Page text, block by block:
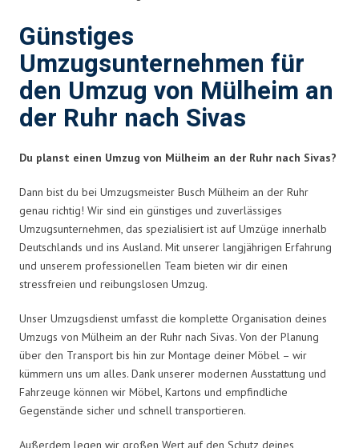
Günstiges
Umzugsunternehmen für
den Umzug von Mülheim an
der Ruhr nach Sivas
Du planst einen Umzug von Mülheim an der Ruhr nach Sivas?
Dann bist du bei Umzugsmeister Busch Mülheim an der Ruhr
genau richtig! Wir sind ein günstiges und zuverlässiges
Umzugsunternehmen, das spezialisiert ist auf Umzüge innerhalb
Deutschlands und ins Ausland. Mit unserer langjährigen Erfahrung
und unserem professionellen Team bieten wir dir einen
stressfreien und reibungslosen Umzug.
Unser Umzugsdienst umfasst die komplette Organisation deines
Umzugs von Mülheim an der Ruhr nach Sivas. Von der Planung
über den Transport bis hin zur Montage deiner Möbel – wir
kümmern uns um alles. Dank unserer modernen Ausstattung und
Fahrzeuge können wir Möbel, Kartons und empfindliche
Gegenstände sicher und schnell transportieren.
Außerdem legen wir großen Wert auf den Schutz deines